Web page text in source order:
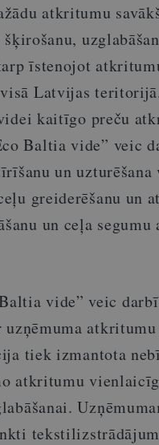
atkritumu
īstenojot
Latvijas
kaitīgo preču
Baltia vide” veic
un uzturēšana
greiderēšanu un
un ceļa segumu
vide” veic
atkritumu
tiek izmantota
atkritumu